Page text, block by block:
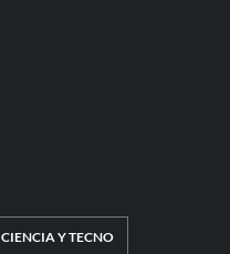
CIENCIA Y TECNO